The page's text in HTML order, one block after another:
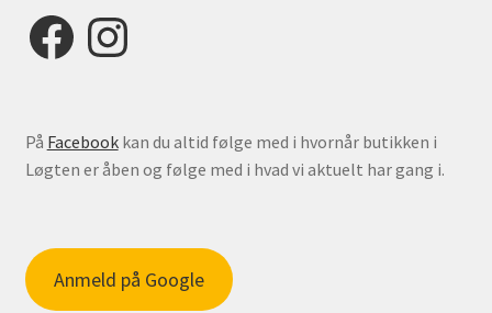
FacebookInstagram
På Facebookkan du altid følge med i hvornår butikken i
Løgten er åben og følge med i hvad vi aktuelt har gang i.
Anmeld på Google